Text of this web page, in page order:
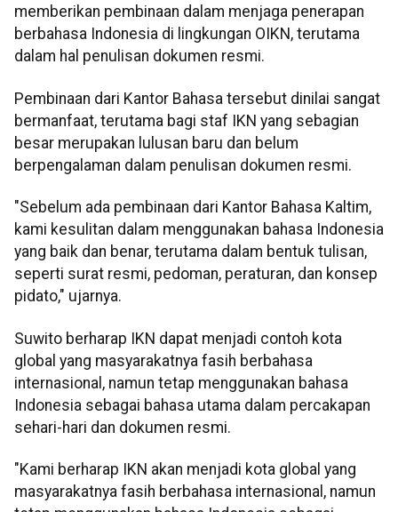
memberikan pembinaan dalam menjaga penerapan
berbahasa Indonesia di lingkungan OIKN, terutama
dalam hal penulisan dokumen resmi.
Pembinaan dari Kantor Bahasa tersebut dinilai sangat
bermanfaat, terutama bagi staf IKN yang sebagian
besar merupakan lulusan baru dan belum
berpengalaman dalam penulisan dokumen resmi.
"Sebelum ada pembinaan dari Kantor Bahasa Kaltim,
kami kesulitan dalam menggunakan bahasa Indonesia
yang baik dan benar, terutama dalam bentuk tulisan,
seperti surat resmi, pedoman, peraturan, dan konsep
pidato," ujarnya.
Suwito berharap IKN dapat menjadi contoh kota
global yang masyarakatnya fasih berbahasa
internasional, namun tetap menggunakan bahasa
Indonesia sebagai bahasa utama dalam percakapan
sehari-hari dan dokumen resmi.
"Kami berharap IKN akan menjadi kota global yang
masyarakatnya fasih berbahasa internasional, namun